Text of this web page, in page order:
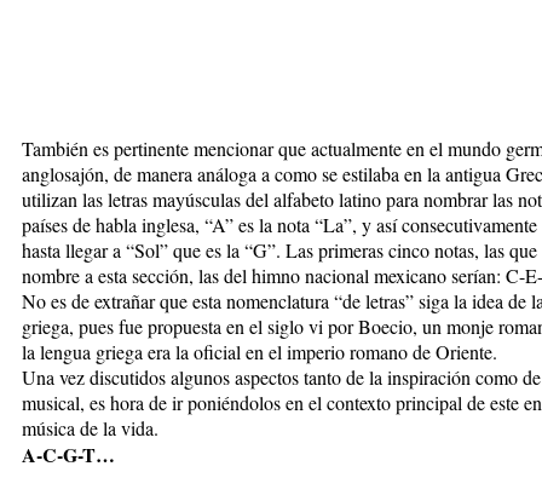
También es pertinente mencionar que actualmente en el mundo
anglosajón, de manera análoga a como se estilaba en la antigua
utilizan las letras mayúsculas del alfabeto latino para nombrar las
países de habla inglesa, “A” es la nota “La”, y así
hasta llegar a “Sol” que es la “G”. Las primeras cinco notas, las
nombre a esta sección, las del himno nacional mexicano serían: C-
No es de extrañar que esta nomenclatura “de letras” siga la idea de
griega, pues fue propuesta en el siglo vi por Boecio, un monje
la lengua griega era la oficial en el imperio romano de Oriente.
Una vez discutidos algunos aspectos tanto de la inspiración como
musical, es hora de ir poniéndolos en el contexto principal de este
música de la vida.
A-C-G-T…